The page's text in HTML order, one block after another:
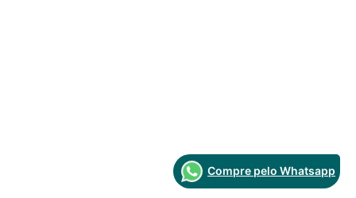
Compre pelo Whatsapp